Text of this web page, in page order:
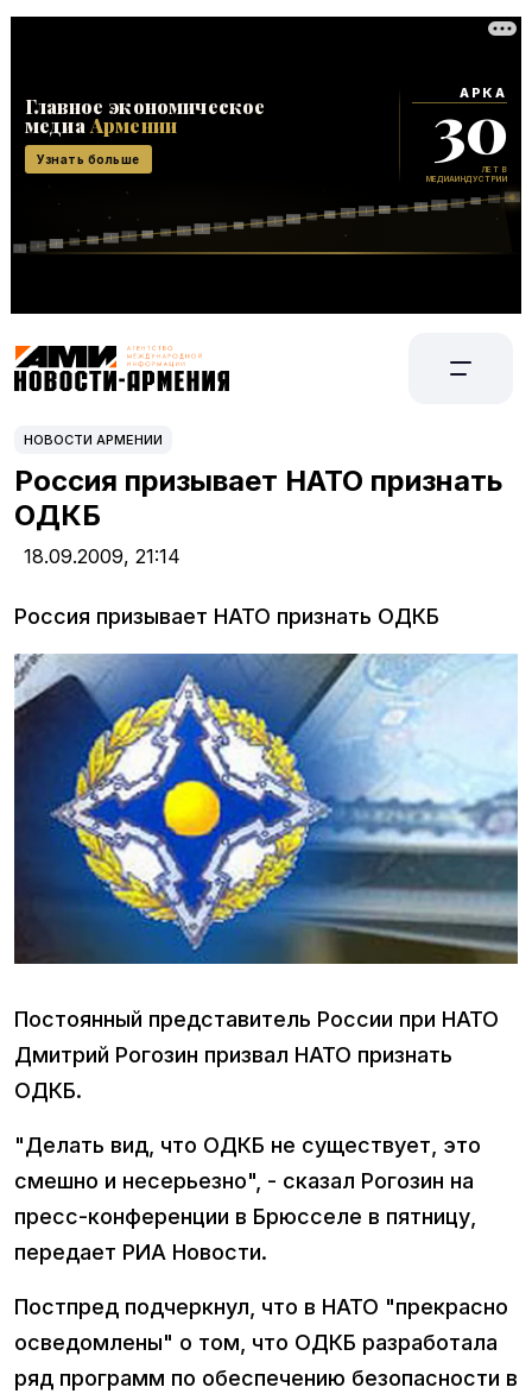
НОВОСТИ АРМЕНИИ
Россия призывает НАТО признать
ОДКБ
18.09.2009, 21:14
Россия призывает НАТО признать ОДКБ
Постоянный представитель России при НАТО
Дмитрий Рогозин призвал НАТО признать
ОДКБ.
"Делать вид, что ОДКБ не существует, это
смешно и несерьезно", - сказал Рогозин на
пресс-конференции в Брюсселе в пятницу,
передает РИА Новости.
Постпред подчеркнул, что в НАТО "прекрасно
осведомлены" о том, что ОДКБ разработала
ряд программ по обеспечению безопасности в